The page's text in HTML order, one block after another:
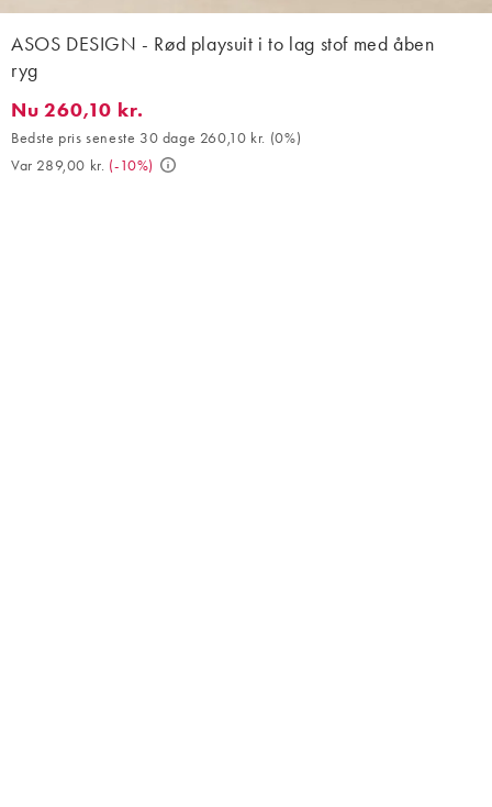
ASOS DESIGN - Rød playsuit i to lag stof med åben
ryg
Nu 260,10 kr.. Bedste pris seneste 30 dage 260,10 kr. (0%). Var
Nu 260,10 kr.
Bedste pris seneste 30 dage 260,10 kr. (0%)
Var 289,00 kr. (-10%)